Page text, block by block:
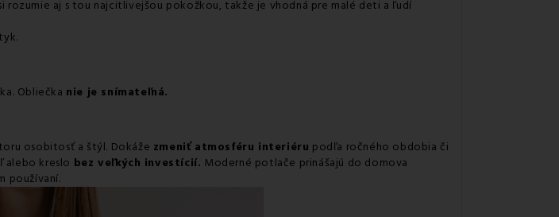
rozumie aj s tou najcitlivejšou pokožkou, takže je vhodná pre malé deti a ľudí
Obliečka nie je snímateľná.
osobitosť a štýl. Dokáže zmeniť atmosféru interiéru podľa ročného obdobia či
alebo kreslo bez veľkých investícií. Moderné potlače prinášajú do domova
používaní.